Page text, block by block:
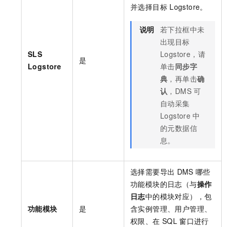
SLS
Logstore
是
并选择目标 Logstore。
说明 若下拉框中未
出现目标
Logstore，请
单击同步字
典 ，再单击确
认 ，DMS 可
自动采集
Logstore 中
的元数据信
息。
功能模块 是
选择需要导出 DMS 哪些
功能模块的日志（与操作
日志中的模块对应），包
含实例管理、用户管理、
权限、在 SQL 窗口进行